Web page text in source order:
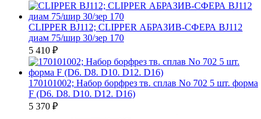
CLIPPER BJ112; CLIPPER АБРАЗИВ-СФЕРА BJ112
диам 75/шир 30/зер 170
5 410 ₽
170101002; Набор борфрез тв. сплав No 702 5 шт. форма
F (D6. D8. D10. D12. D16)
5 370 ₽